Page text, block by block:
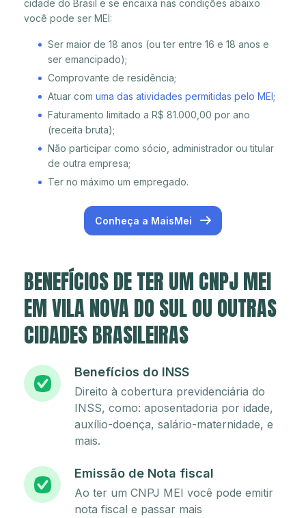
cidade do Brasil e se encaixa nas condições abaixo
você pode ser MEI:
Ser maior de 18 anos (ou ter entre 16 e 18 anos e
ser emancipado);
Comprovante de residência;
Atuar com uma das atividades permitidas pelo MEI;
Faturamento limitado a R$ 81.000,00 por ano
(receita bruta);
Não participar como sócio, administrador ou titular
de outra empresa;
Ter no máximo um empregado.
Conheça a MaisMei
BENEFÍCIOS DE TER UM CNPJ MEI
EM VILA NOVA DO SUL OU OUTRAS
CIDADES BRASILEIRAS
Benefícios do INSS
Direito à cobertura previdenciária do
INSS, como: aposentadoria por idade,
auxílio-doença, salário-maternidade, e
mais.
Emissão de Nota fiscal
Ao ter um CNPJ MEI você pode emitir
nota fiscal e passar mais